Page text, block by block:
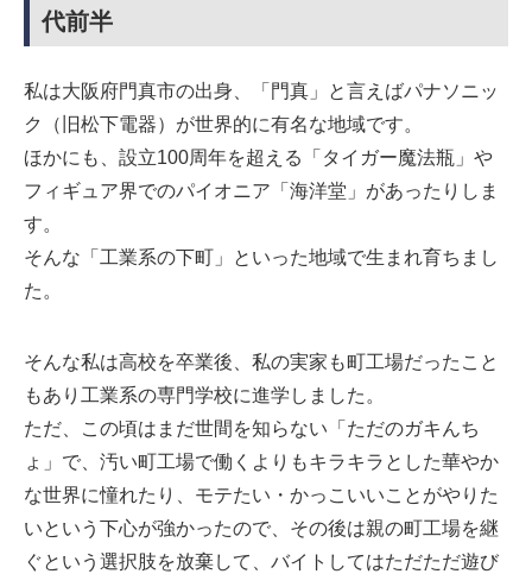
代前半
私は大阪府門真市の出身、「門真」と言えばパナソニッ
ク（旧松下電器）が世界的に有名な地域です。
ほかにも、設立100周年を超える「タイガー魔法瓶」や
フィギュア界でのパイオニア「海洋堂」があったりしま
す。
そんな「工業系の下町」といった地域で生まれ育ちまし
た。
そんな私は高校を卒業後、私の実家も町工場だったこと
もあり工業系の専門学校に進学しました。
ただ、この頃はまだ世間を知らない「ただのガキんち
ょ」で、汚い町工場で働くよりもキラキラとした華やか
な世界に憧れたり、モテたい・かっこいいことがやりた
いという下心が強かったので、その後は親の町工場を継
ぐという選択肢を放棄して、バイトしてはただただ遊び